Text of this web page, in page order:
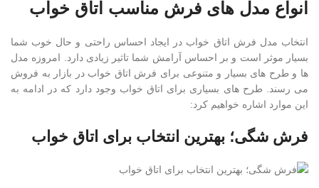
انواع مدل های فرش مناسب اتاق خواب
انتخاب مدل فرش اتاق خواب در ایجاد احساس راحتی و حال خوب شما
بسیار موثر است و بر احساس آرامش شما تاثیر زیادی دارد. امروزه مدل
ها و طرح های بسیار و متنوعی برای فرش اتاق خواب در بازار به فروش
می رسند. طرح های بسیاری برای اتاق خواب وجود دارد که در ادامه به
این موارد اشاره خواهیم کرد:
فرش شگی؛ بهترین انتخاب برای اتاق خواب